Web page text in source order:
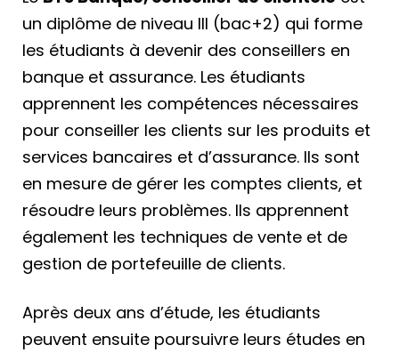
un diplôme de niveau III (bac+2) qui forme
les étudiants à devenir des conseillers en
banque et assurance. Les étudiants
apprennent les compétences nécessaires
pour conseiller les clients sur les produits et
services bancaires et d’assurance. Ils sont
en mesure de gérer les comptes clients, et
résoudre leurs problèmes. Ils apprennent
également les techniques de vente et de
gestion de portefeuille de clients.
Après deux ans d’étude, les étudiants
peuvent ensuite poursuivre leurs études en